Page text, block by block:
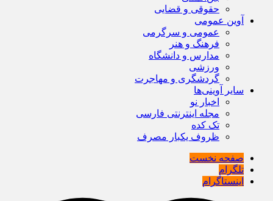
حقوقی و قضایی
آوین عمومی
عمومی و سرگرمی
فرهنگ و هنر
مدارس و دانشگاه
ورزشی
گردشگری و مهاجرت
سایر آوینی‌ها
اخبار نو
مجله اینترنتی فارسی
تک کده
ظروف یکبار مصرف
صفحه نخست
تلگرام
اینستاگرام